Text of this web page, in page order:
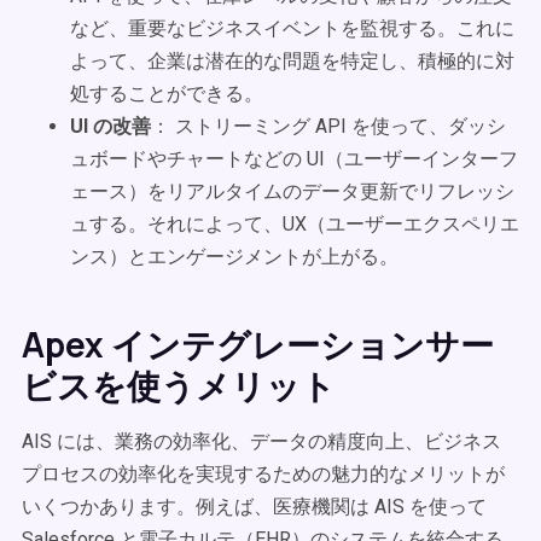
など、重要なビジネスイベントを監視する。これに
よって、企業は潜在的な問題を特定し、積極的に対
処することができる。
UI の改善 ： ストリーミング API を使って、ダッシ
ュボードやチャートなどの UI（ユーザーインターフ
ェース）をリアルタイムのデータ更新でリフレッシ
ュする。それによって、UX（ユーザーエクスペリエ
ンス）とエンゲージメントが上がる。
Apex インテグレーションサー
ビスを使うメリット
AIS には、業務の効率化、データの精度向上、ビジネス
プロセスの効率化を実現するための魅力的なメリットが
いくつかあります。例えば、医療機関は AIS を使って